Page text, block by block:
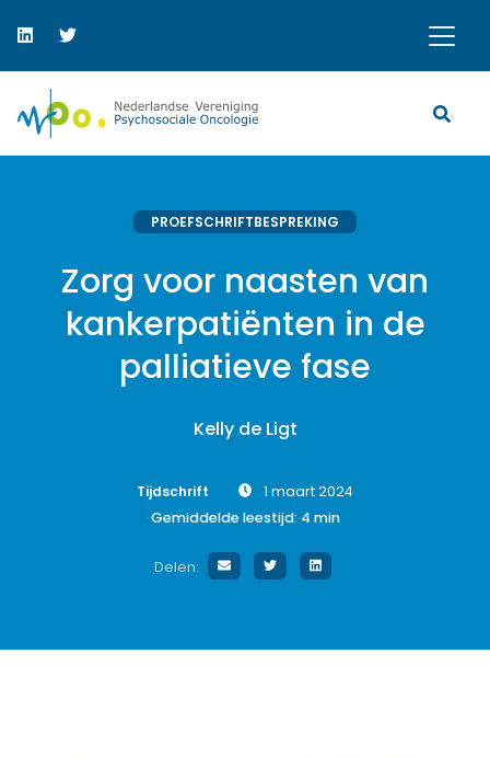
PROEFSCHRIFTBESPREKING
Zorg voor naasten van
kankerpatiënten in de
palliatieve fase
Kelly de Ligt
Tijdschrift
1 maart 2024
Gemiddelde leestijd: 4 min
Delen: